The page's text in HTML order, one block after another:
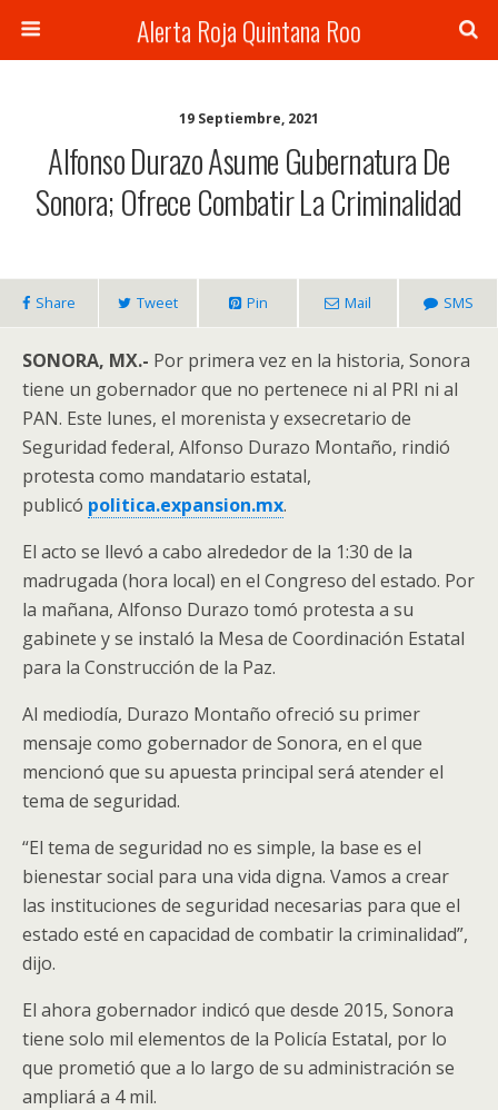
Alerta Roja Quintana Roo
19 Septiembre, 2021
Alfonso Durazo Asume Gubernatura De
Sonora; Ofrece Combatir La Criminalidad
Share Tweet Pin Mail SMS
SONORA, MX.- Por primera vez en la historia, Sonora
tiene un gobernador que no pertenece ni al PRI ni al
PAN. Este lunes, el morenista y exsecretario de
Seguridad federal, Alfonso Durazo Montaño, rindió
protesta como mandatario estatal,
publicó politica.expansion.mx.
El acto se llevó a cabo alrededor de la 1:30 de la
madrugada (hora local) en el Congreso del estado. Por
la mañana, Alfonso Durazo tomó protesta a su
gabinete y se instaló la Mesa de Coordinación Estatal
para la Construcción de la Paz.
Al mediodía, Durazo Montaño ofreció su primer
mensaje como gobernador de Sonora, en el que
mencionó que su apuesta principal será atender el
tema de seguridad.
“El tema de seguridad no es simple, la base es el
bienestar social para una vida digna. Vamos a crear
las instituciones de seguridad necesarias para que el
estado esté en capacidad de combatir la criminalidad”,
dijo.
El ahora gobernador indicó que desde 2015, Sonora
tiene solo mil elementos de la Policía Estatal, por lo
que prometió que a lo largo de su administración se
ampliará a 4 mil.